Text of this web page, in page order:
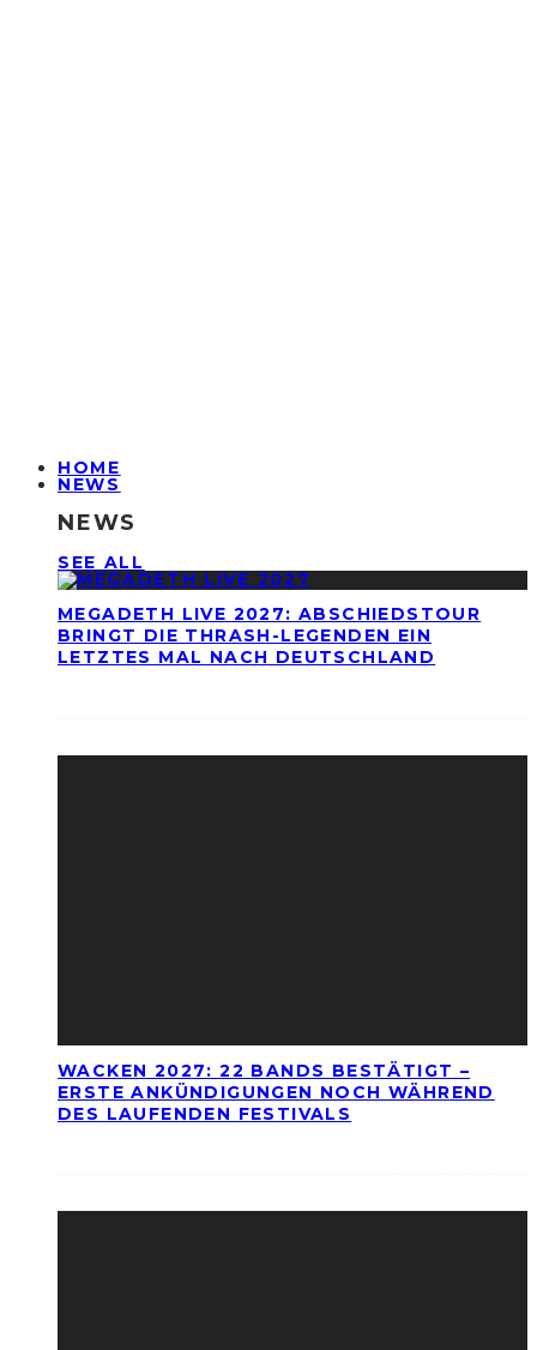
HOME
NEWS
NEWS
SEE ALL
MEGADETH LIVE 2027: ABSCHIEDSTOUR
BRINGT DIE THRASH-LEGENDEN EIN
LETZTES MAL NACH DEUTSCHLAND
WACKEN 2027: 22 BANDS BESTÄTIGT –
ERSTE ANKÜNDIGUNGEN NOCH WÄHREND
DES LAUFENDEN FESTIVALS